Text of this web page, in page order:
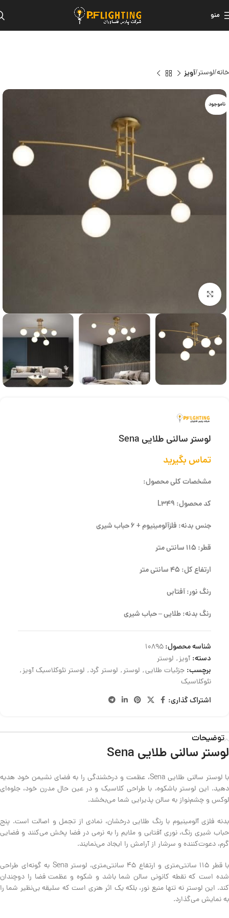
منو
خانه لوستر آویز
ناموجود
بزرگنمایی تصویر
لوستر سالنی طلایی Sena
تماس بگیرید
مشخصات کلی محصول:
کد محصول: L349
جنس بدنه: فلزآلومینیوم + 6 حباب شیری
قطر: 115 سانتی متر
ارتفاع کل: 45 سانتی متر
رنگ نور: آفتابی
رنگ بدنه: طلایی – حباب شیری
شناسه محصول:10895
دسته: آویز, لوستر
برچسب: جزئیات طلایی, لوستر, لوستر گرد, لوستر نئوکلاسیک آویز,
نئوکلاسیک
اشتراک گذاری:
توضیحات
لوستر سالنی طلایی Sena
با لوستر سالنی طلایی Sena، عظمت و درخشندگی را به فضای نشیمن خود هدیه
دهید. این لوستر باشکوه، با طراحی کلاسیک و در عین حال مدرن خود، جلوه‌ای
لوکس و چشم‌نواز به سالن پذیرایی شما می‌بخشد.
بدنه فلزی آلومینیوم با رنگ طلایی درخشان، نمادی از تجمل و اصالت است. پنج
حباب شیری رنگ، نوری آفتابی و ملایم را به نرمی در فضا پخش می‌کنند و فضایی
گرم، دعوت‌کننده و سرشار از آرامش را ایجاد می‌نمایند.
با قطر 115 سانتی‌متری و ارتفاع 45 سانتی‌متری، لوستر Sena به گونه‌ای طراحی
شده است که نقطه کانونی سالن شما باشد و شکوه و عظمت فضا را دوچندان
کند. این لوستر نه تنها منبع نور، بلکه یک اثر هنری است که سلیقه بی‌نظیر شما را
به نمایش می‌گذارد.